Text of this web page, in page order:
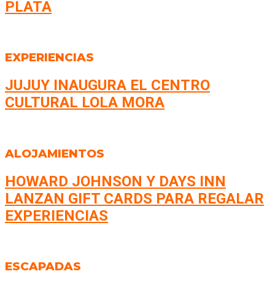
PLATA
EXPERIENCIAS
JUJUY INAUGURA EL CENTRO
CULTURAL LOLA MORA
ALOJAMIENTOS
HOWARD JOHNSON Y DAYS INN
LANZAN GIFT CARDS PARA REGALAR
EXPERIENCIAS
ESCAPADAS